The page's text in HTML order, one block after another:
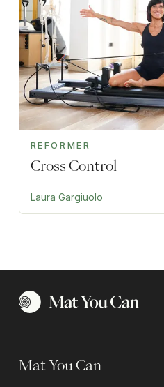
REFORMER
Cross Control
Laura Gargiuolo
Mat You Can